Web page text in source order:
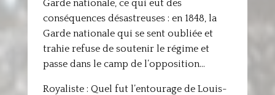
Garde nationale, ce qui eut des
conséquences désastreuses : en 1848, la
Garde nationale qui se sent oubliée et
trahie refuse de soutenir le régime et
passe dans le camp de l’opposition…
Royaliste : Quel fut l’entourage de Louis-